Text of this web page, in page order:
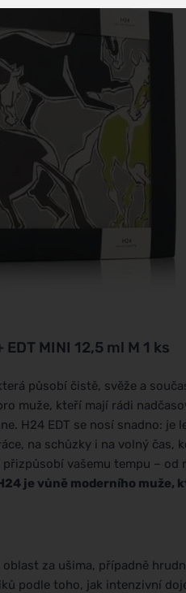
MINI 12,5 ml M 1 ks
působí čistě, svěže a
muže, kteří mají rádi
H24 EDT se nosí snadno: je
na schůzky i na volný čas,
vašemu tempu –
je vůně moderního muže,
za ušima, případně
podle toho, jak intenzivní